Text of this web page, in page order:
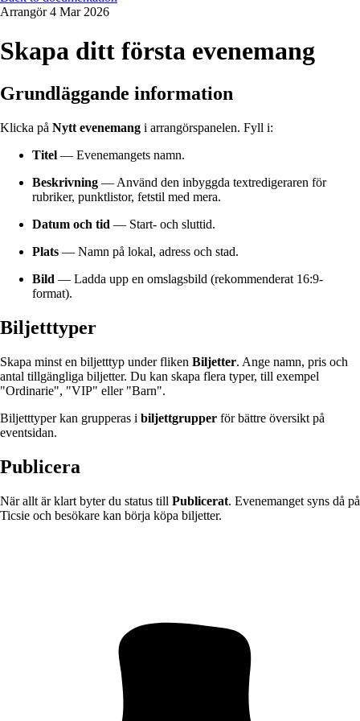
Arrangör 4 Mar 2026
Skapa ditt första evenemang
Grundläggande information
Klicka på Nytt evenemang i arrangörspanelen. Fyll i:
Titel — Evenemangets namn.
Beskrivning — Använd den inbyggda textredigeraren för
rubriker, punktlistor, fetstil med mera.
Datum och tid — Start- och sluttid.
Plats — Namn på lokal, adress och stad.
Bild — Ladda upp en omslagsbild (rekommenderat 16:9-
format).
Biljetttyper
Skapa minst en biljetttyp under fliken Biljetter. Ange namn, pris och
antal tillgängliga biljetter. Du kan skapa flera typer, till exempel
"Ordinarie", "VIP" eller "Barn".
Biljetttyper kan grupperas i biljettgrupper för bättre översikt på
eventsidan.
Publicera
När allt är klart byter du status till Publicerat. Evenemanget syns då på
Ticsie och besökare kan börja köpa biljetter.